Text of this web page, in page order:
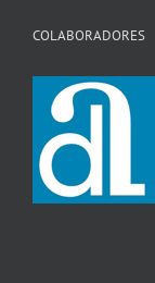
COLABORADORES